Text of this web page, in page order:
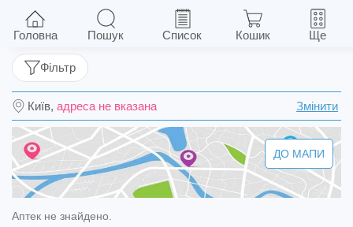
Ліварол песарії 400 мг №10 (5х2)
Київ, адреса не вказана Змінити
Фільтр
ДО МАПИ
Аптек не знайдено.
Головна Пошук Список Кошик Ще